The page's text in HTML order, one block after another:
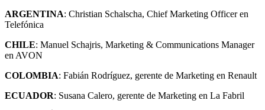
ARGENTINA: Christian Schalscha, Chief Marketing Officer en
Telefónica
CHILE: Manuel Schajris, Marketing & Communications Manager
en AVON
COLOMBIA: Fabián Rodríguez, gerente de Marketing en Renault
ECUADOR: Susana Calero, gerente de Marketing en La Fabril